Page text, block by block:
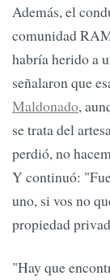
Además, el
comunidad
habría herido a
señalaron que
Maldonado,
se trata del
perdió, no
Y continuó:
uno, si vos no
propiedad
"Hay que